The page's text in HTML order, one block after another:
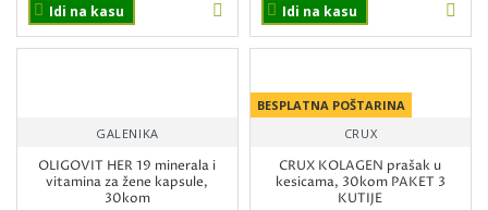
Idi na kasu Idi na kasu
GALENIKA
OLIGOVIT HER 19 minerala i
vitamina za žene kapsule,
30kom
BESPLATNA POŠTARINA
CRUX
CRUX KOLAGEN prašak u
kesicama, 30kom PAKET 3
KUTIJE